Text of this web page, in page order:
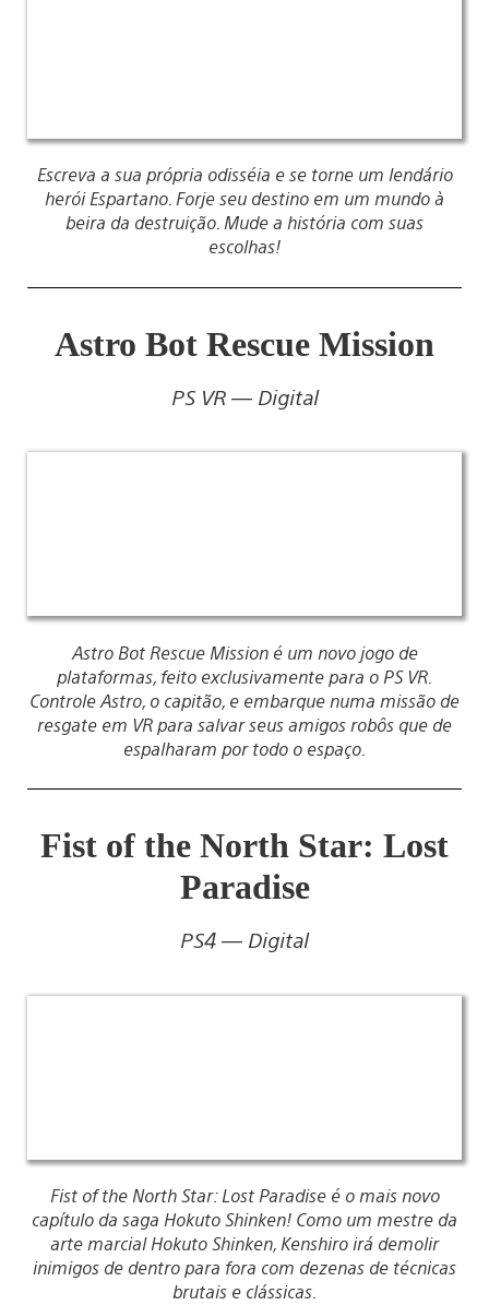
Escreva a sua própria odisséia e se torne um lendário
herói Espartano. Forje seu destino em um mundo à
beira da destruição. Mude a história com suas
escolhas!
Astro Bot Rescue Mission
PS VR — Digital
Astro Bot Rescue Mission é um novo jogo de
plataformas, feito exclusivamente para o PS VR.
Controle Astro, o capitão, e embarque numa missão de
resgate em VR para salvar seus amigos robôs que de
espalharam por todo o espaço.
Fist of the North Star: Lost
Paradise
PS4 — Digital
Fist of the North Star: Lost Paradise é o mais novo
capítulo da saga Hokuto Shinken! Como um mestre da
arte marcial Hokuto Shinken, Kenshiro irá demolir
inimigos de dentro para fora com dezenas de técnicas
brutais e clássicas.